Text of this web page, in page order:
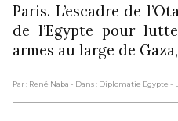
Paris. L’escadre de
de l’Egypte pour
armes au large de
Par : René Naba - Dans : Diplomatie Egypte -